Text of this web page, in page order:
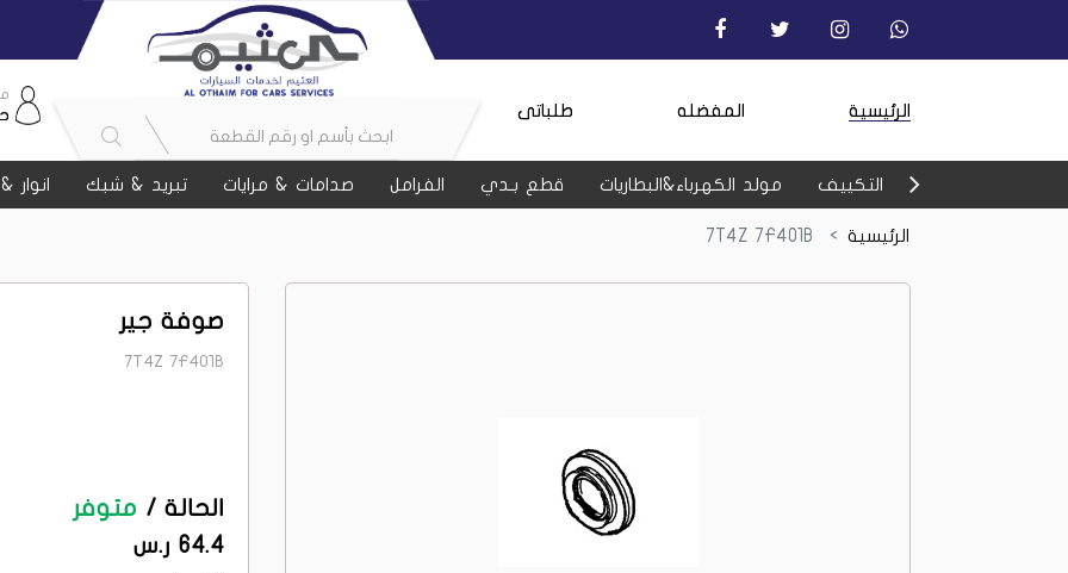
الرئيسية المفضله طلباتى
التكييف مولد الكهرباء&البطاريات قطع بـدي الفرامل صدامات & مرايات تبريد & شبك انوار
الرئيسية
صوفة جير
7T4Z 7F401B
الحالة / متوفر
64.4 ر.س